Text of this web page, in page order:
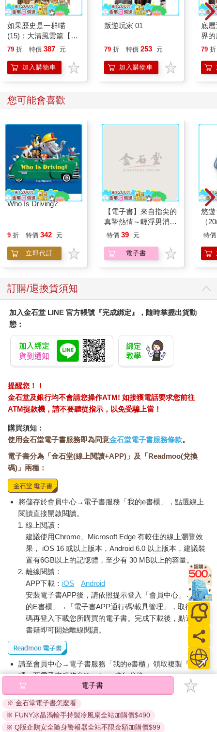
如果歷史是一群喵
(15)：大清風雲篇【萌
貓漫畫學歷史】
79 折 特價 387 元
加入購物車
叛逆玩家 01
79 折 特價 253 元
加入購物車
底
界
79 折
您可能會喜歡
Who Is Driving?
9 折 特價 342 元
立即代訂
【電子書】來自指尖的
真摯熱情～輕浮男消防
員帶著熱烈眼神擁抱我
特價 39 元
電子書
悠
（
特價
訂購/退換貨須知
加入金石堂 LINE 官方帳號『完成綁定』，隨時掌握出貨動
態：
提醒您！！
金石堂及銀行均不會請您操作ATM! 如接獲電話要求您前往
ATM提款機，請不要聽從指示，以免受騙上當！
購買須知：
使用金石堂電子書服務即為同意金石堂電子書服務條款。
電子書分為「金石堂(線上閱讀+APP)」及「Readmoo(兌換
碼)」兩種：
將儲存於會員中心→電子書服務「我的e書櫃」，點選線上
閱讀直接開啟閱讀。
線上閱讀：
建議使用Chrome、Microsoft Edge 有較佳的線上瀏覽效
果， iOS 16 或以上版本，Android 6.0 以上版本，建議裝
置有6GB以上的記憶體，至少有 30 MB以上的容量。
離線閱讀：
APP下載： iOS
Android
安裝電子書APP後，請依照提示登入「會員中心」→「我
的E書櫃」→「電子書APP通行碼/載具管理」，取得通行
碼再登入下載您所購買的電子書。完成下載後，點選任一
書籍即可開始離線閱讀。
請至會員中心→電子書服務「我的e書櫃」領取複製『兌換
碼』至電子書服務商Readmoo進行兌換。
退換貨須知：
因版權保護，您在金石堂所購買的電子書僅能以金石堂專屬
的閱讀軟體開啟閱讀，無法以其他閱讀器或直接下載檔案。
依據「消費者保護法」第19條及行政院消費者保護處公告之
電子書
※ 金石堂電子書怎麼看
※ FUNY冰晶渦輪手持製冷風扇全站加購價$490
※ Q版企鵝安全隨身警報器全站不限金額加購價$99